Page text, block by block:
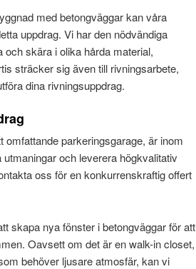
med betongväggar kan våra
uppdrag. Vi har den nödvändiga
skära i olika hårda material,
sträcker sig även till rivningsarbete,
dina rivningsuppdrag.
parkeringsgarage, är inom
och leverera högkvalitativ
oss för en konkurrenskraftig offert
skapa nya fönster i betongväggar för att
Oavsett om det är en walk-in closet,
behöver ljusare atmosfär, kan vi